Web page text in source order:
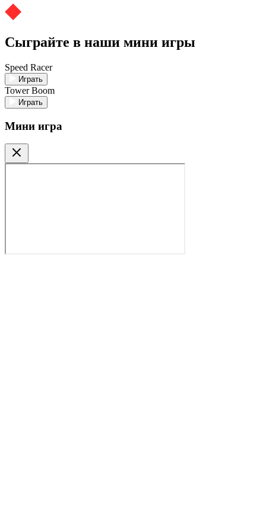
Сыграйте в наши мини игры
Speed Racer
Играть
Tower Boom
Играть
Мини игра